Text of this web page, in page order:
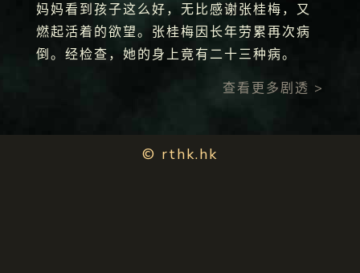
妈妈看到孩子这么好，无比感谢张桂梅，又
燃起活着的欲望。张桂梅因长年劳累再次病
倒。经检查，她的身上竟有二十三种病。
查看更多剧透 >
© rthk.hk